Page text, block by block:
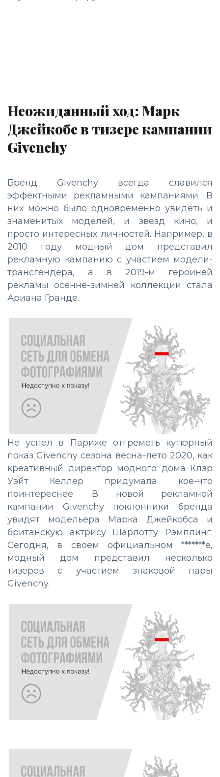
Неожиданный ход: Марк
Джейкобс в тизере кампании
Givenchy
Бренд Givenchy всегда славился
эффектными рекламными кампаниями. В
них можно было одновременно увидеть и
знаменитых моделей, и звезд кино, и
просто интересных личностей. Например, в
2010 году модный дом представил
рекламную кампанию с участием модели-
трансгендера, а в 2019-м героиней
рекламы осенне-зимней коллекции стала
Ариана Гранде.
Не успел в Париже отгреметь кутюрный
показ Givenchy сезона весна-лето 2020, как
креативный директор модного дома Клэр
Уэйт Келлер придумала кое-что
поинтереснее. В новой рекламной
кампании Givenchy поклонники бренда
увидят модельера Марка Джейкобса и
британскую актрису Шарлотту Рэмплинг.
Сегодня, в своем официальном *******е,
модный дом представил несколько
тизеров с участием знаковой пары
Givenchy.